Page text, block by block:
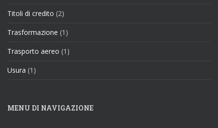
Titoli di credito (2)
Trasformazione (1)
Trasporto aereo (1)
Usura (1)
MENU DI NAVIGAZIONE